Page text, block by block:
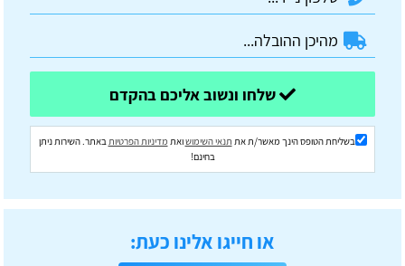
בשליחת הטופס הינך מאשר/ת את תנאי השימושואת מדיניות הפרטיותבאתר. השירות ניתן
בחינם!
או חייגו אלינו כעת: